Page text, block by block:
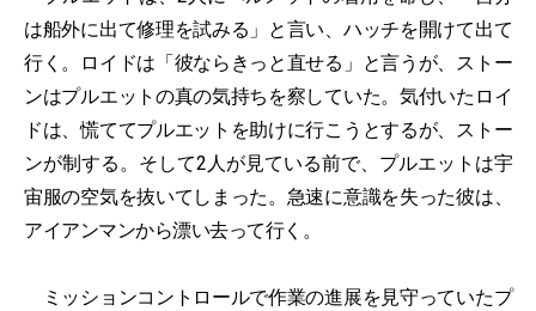
は船外に出て修理を試みる」と言い、ハッチを開けて出て
行く。ロイドは「彼ならきっと直せる」と言うが、ストー
ンはプルエットの真の気持ちを察していた。気付いたロイ
ドは、慌ててプルエットを助けに行こうとするが、ストー
ンが制する。そして2人が見ている前で、プルエットは宇
宙服の空気を抜いてしまった。急速に意識を失った彼は、
アイアンマンから漂い去って行く。
ミッションコントロールで作業の進展を見守っていたプ